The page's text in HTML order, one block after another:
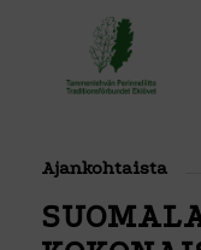
Ajankohtaista